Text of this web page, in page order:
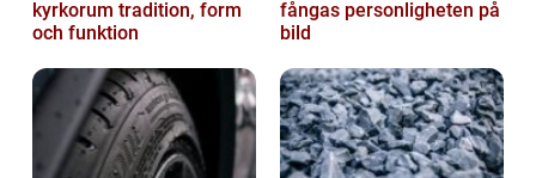
kyrkorum tradition, form
och funktion
fångas personligheten på
bild